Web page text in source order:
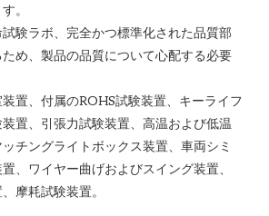
。
験ラボ、完全かつ標準化された品質部
め、製品の品質について心配する必要
置、付属のROHS試験装置、キーライフ
置、引張力試験装置、高温および低温
チングライトボックス装置、車両シミ
、ワイヤー曲げおよびスイング装置、